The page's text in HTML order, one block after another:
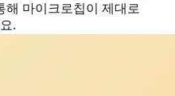
해 마이크로칩이 제대로
.